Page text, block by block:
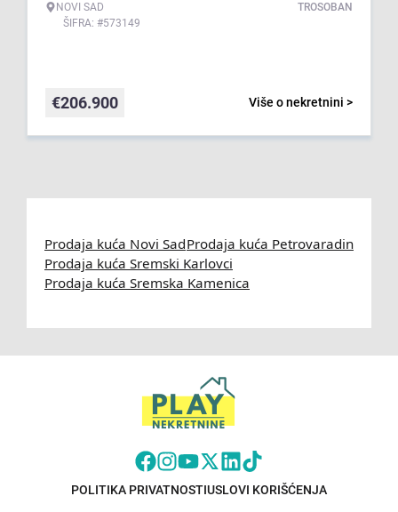
NOVI SAD
ŠIFRA: #573149
TROSOBAN
Više o nekretnini >
€206.900
Prodaja kuća Novi SadProdaja kuća Petrovaradin
Prodaja kuća Sremski Karlovci
Prodaja kuća Sremska Kamenica
POLITIKA PRIVATNOSTIUSLOVI KORIŠĆENJA